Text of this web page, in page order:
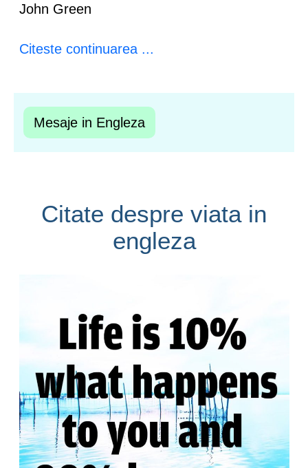
John Green
Citeste continuarea ...
Mesaje in Engleza
Citate despre viata in
engleza